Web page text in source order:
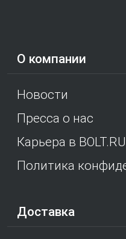
О компании
Новости
Пресса о нас
Карьера в BOLT.RU
Политика
Доставка